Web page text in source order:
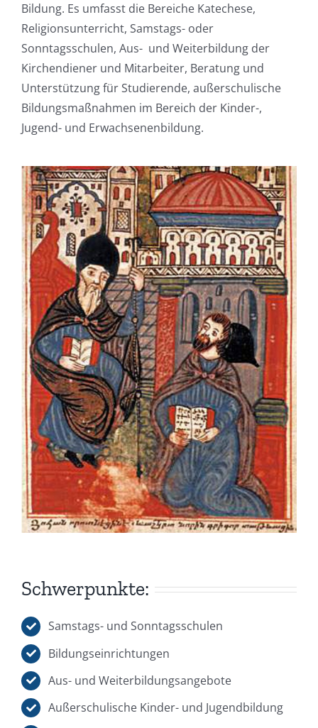
Bildung. Es umfasst die Bereiche Katechese,
Religionsunterricht, Samstags- oder
Sonntagsschulen, Aus- und Weiterbildung der
Kirchendiener und Mitarbeiter, Beratung und
Unterstützung für Studierende, außerschulische
Bildungsmaßnahmen im Bereich der Kinder-,
Jugend- und Erwachsenenbildung.
Schwerpunkte:
Samstags- und Sonntagsschulen
Bildungseinrichtungen
Aus- und Weiterbildungsangebote
Außerschulische Kinder- und Jugendbildung